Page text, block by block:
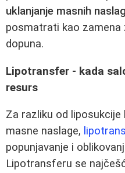
uklanjanje masnih
posmatrati kao zamena
dopuna.
Lipotransfer - kada
resurs
Za razliku od
masne naslage,
popunjavanje i
Lipotransferu se